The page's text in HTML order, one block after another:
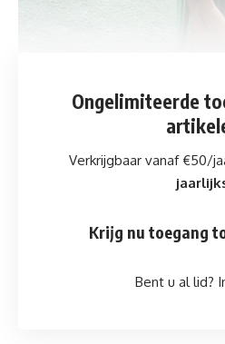
Ongelimiteerde
Verkrijgbaar vanaf €50/
Krijg nu toegang
Bent u al lid?